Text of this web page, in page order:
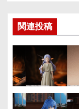
ー
シ
ョ
ン
関連投稿